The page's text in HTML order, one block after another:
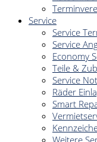
Service
Service
Service
Economy
Teile &
Service
Räder
Smart